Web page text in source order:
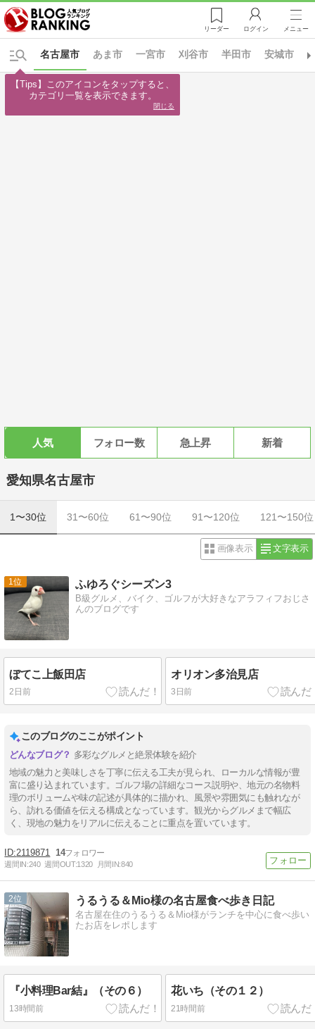
リーダー ログイン メニュー
あま市 一宮市 刈谷市 半田市
名古屋市 安城市
人気 フォロー数 急上昇 新着
愛知県名古屋市
1〜30位 31〜60位 61〜90位 91〜120位 121〜150位
画像表示 文字表示
1 ふゆろぐシーズン3
B級グルメ、バイク、ゴルフが大好きなアラフィフおじさ
んのブログです
ぼてこ上飯田店
2日前
オリオン多治見店
3日前
このブログのここがポイント
多彩なグルメと絶景体験を紹介
地域の魅力と美味しさを丁寧に伝える工夫が見られ、ローカルな情報が豊
富に盛り込まれています。ゴルフ場の詳細なコース説明や、地元の名物料
理のボリュームや味の記述が具体的に描かれ、風景や雰囲気にも触れなが
ら、訪れる価値を伝える構成となっています。観光からグルメまで幅広
く、現地の魅力をリアルに伝えることに重点を置いています。
2119871 14
週間IN:240 週間OUT:1320 月間IN:840
2 うるうる＆Mio様の名古屋食べ歩き日記
名古屋在住のうるうる＆Mio様がランチを中心に食べ歩い
たお店をレポします
『小料理Bar結』（その６）
13時間前
花いち（その１２）
21時間前
【Tips】このアイコンをタップすると、
カテゴリ一覧を表示できます。
閉じる